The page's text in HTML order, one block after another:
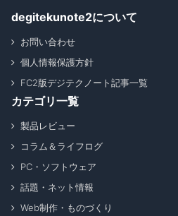
degitekunote2について
お問い合わせ
個人情報保護方針
FC2版デジテクノート記事一覧
カテゴリ一覧
製品レビュー
コラム＆ライフログ
PC・ソフトウェア
話題・ネット情報
Web制作・ものづくり